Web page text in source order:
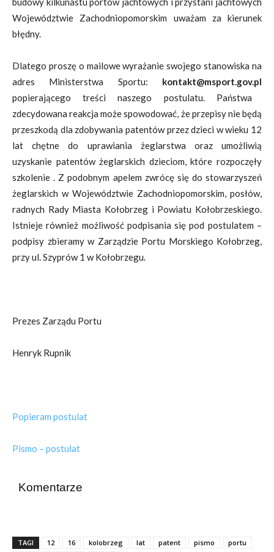
Województwie Zachodniopomorskim uważam za kierunek
błędny.
Dlatego proszę o mailowe wyrażanie swojego stanowiska na
adres Ministerstwa Sportu: kontakt@msport.gov.pl
popierającego treści naszego postulatu. Państwa
zdecydowana reakcja może spowodować, że przepisy nie będą
przeszkodą dla zdobywania patentów przez dzieci w wieku 12
lat chętne do uprawiania żeglarstwa oraz umożliwią
uzyskanie patentów żeglarskich dzieciom, które rozpoczęły
szkolenie . Z podobnym apelem zwrócę się do stowarzyszeń
żeglarskich w Województwie Zachodniopomorskim, posłów,
radnych Rady Miasta Kołobrzeg i Powiatu Kołobrzeskiego.
Istnieje również możliwość podpisania się pod postulatem –
podpisy zbieramy w Zarządzie Portu Morskiego Kołobrzeg,
przy ul. Szyprów 1 w Kołobrzegu.
Prezes Zarządu Portu
Henryk Rupnik
Popieram postulat
Pismo – postulat
Komentarze
TAGI 12 16 kolobrzeg lat patent pismo
portu